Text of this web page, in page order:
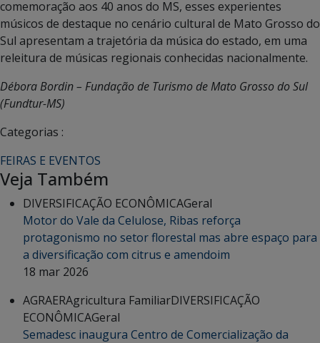
comemoração aos 40 anos do MS, esses experientes
músicos de destaque no cenário cultural de Mato Grosso do
Sul apresentam a trajetória da música do estado, em uma
releitura de músicas regionais conhecidas nacionalmente.
Débora Bordin – Fundação de Turismo de Mato Grosso do Sul
(Fundtur-MS)
Categorias :
FEIRAS E EVENTOS
Veja Também
DIVERSIFICAÇÃO ECONÔMICAGeral
Motor do Vale da Celulose, Ribas reforça
protagonismo no setor florestal mas abre espaço para
a diversificação com citrus e amendoim
18 mar 2026
AGRAERAgricultura FamiliarDIVERSIFICAÇÃO
ECONÔMICAGeral
Semadesc inaugura Centro de Comercialização da